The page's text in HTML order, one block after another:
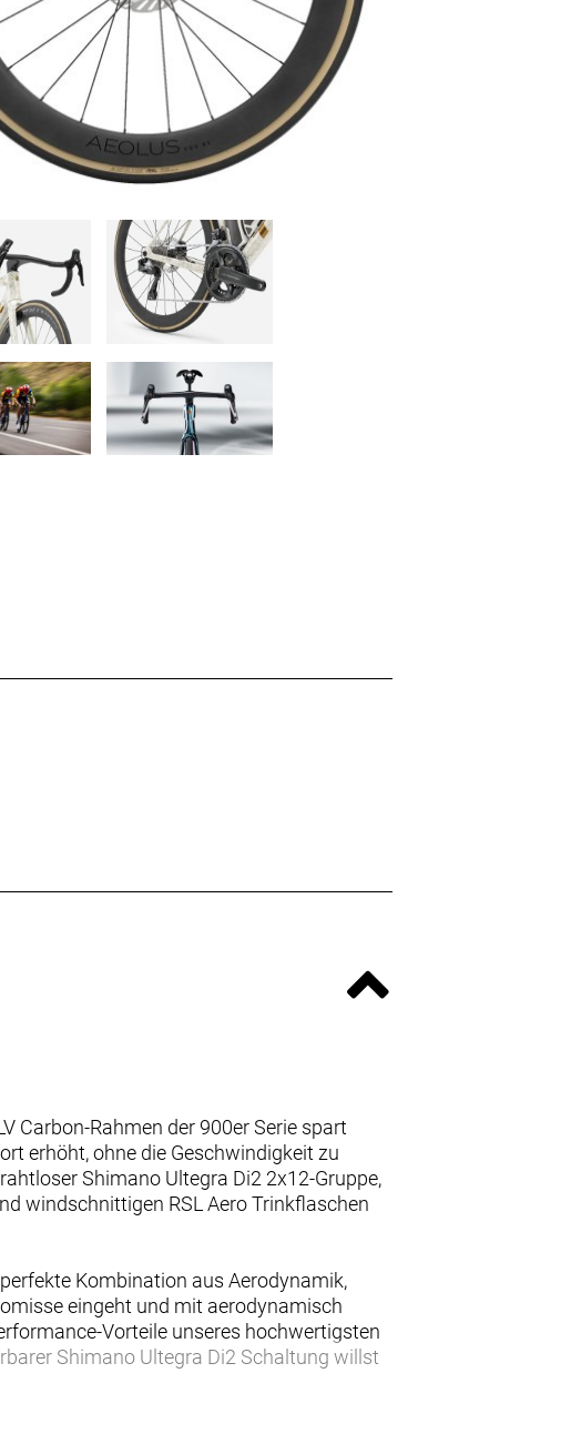
Carbon-Rahmen der 900er Serie spart
erhöht, ohne die Geschwindigkeit zu
Shimano Ultegra Di2 2x12-Gruppe,
windschnittigen RSL Aero Trinkflaschen
Kombination aus Aerodynamik,
eingeht und mit aerodynamisch
Vorteile unseres hochwertigsten
Shimano Ultegra Di2 Schaltung willst